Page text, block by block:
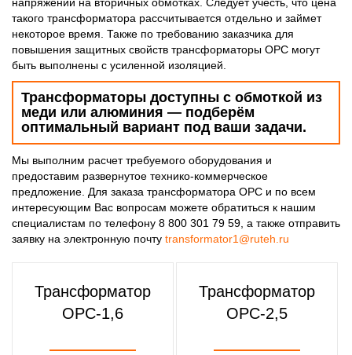
такого трансформатора рассчитывается отдельно и займет
некоторое время. Также по требованию заказчика для
повышения защитных свойств трансформаторы ОРС могут
быть выполнены с усиленной изоляцией.
Трансформаторы доступны с обмоткой из
меди или алюминия — подберём
оптимальный вариант под ваши задачи.
Мы выполним расчет требуемого оборудования и
предоставим развернутое технико-коммерческое
предложение. Для заказа трансформатора ОРС и по всем
интересующим Вас вопросам можете обратиться к нашим
специалистам по телефону 8 800 301 79 59, а также отправить
заявку на электронную почту transformator1@ruteh.ru
Трансформатор
ОРС-1,6
Трансформатор
ОРС-2,5